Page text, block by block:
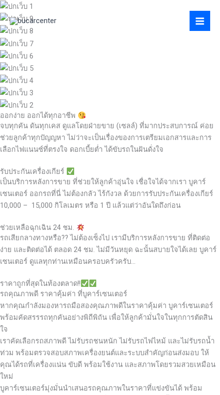
Skip
to
content
ออกง่าย ออกได้ทุกอาชีพ
จบทุกคัน ดันทุกเคส ดูแลโดยฝ่ายขาย (เซลล์) ที่มากประสบการณ์ ค่อย
ช่วยลูกค้าทุกปัญญหา ไม่ว่าจะเป็นเรื่องของการเตรียมเอกสารและการ
เลือกไฟแนนซ์ที่ตรงใจ ดอกเบี้ยต่ำ ได้ขับรถในฝันดั่งใจ
รับประกันเครื่องเกียร์
เป็นบริการหลังการขาย ที่ช่วยให้ลูกค้าอุ่นใจ เชื่อใจได้จากเรา บูคาร์
เซนเตอร์ ออกรถที่นี่ ไม่ต้องกลัว ไร้กังวล ด้วยการรับประกันเครื่องเกียร์
10,000 – 15,000 กิโลเมตร หรือ 1 ปี แล้วแต่ว่าอันใดถึงก่อน
ช่วยเหลือฉุกเฉิน 24 ชม.
รถเสียกลางทางหรือ?? ไม่ต้องเซ็งไป เรามีบริการหลังการขาย ที่ติดต่อ
ง่าย และติดต่อได้ ตลอด 24 ชม. ไม่มีวันหยุด ฉะนั้นสบายใจได้เลย บูคาร์
เซนเตอร์ ดูแลทุกท่านเหมือนครอบครัวครับ…
ราคาถูกที่สุดในท้องตลาด!!
รถคุณภาพดี ราคาคุ้มค่า ที่บูคาร์เซนเตอร์
หากคุณกำลังมองหารถมือสองคุณภาพดีในราคาคุ้มค่า บูคาร์เซนเตอร์
พร้อมคัดสรรรถทุกคันอย่างพิถีพิถัน เพื่อให้ลูกค้ามั่นใจในทุกการตัดสิน
ใจ
เราคัดเลือกรถสภาพดี ไม่รับรถชนหนัก ไม่รับรถไฟไหม้ และไม่รับรถน้ำ
ท่วม พร้อมตรวจสอบสภาพเครื่องยนต์และระบบสำคัญก่อนส่งมอบ ให้
คุณได้รถที่เครื่องแน่น ขับดี พร้อมใช้งาน และสภาพโดยรวมสวยเหมือน
ใหม่
บูคาร์เซนเตอร์มุ่งมั่นนำเสนอรถคุณภาพในราคาที่แข่งขันได้ พร้อม